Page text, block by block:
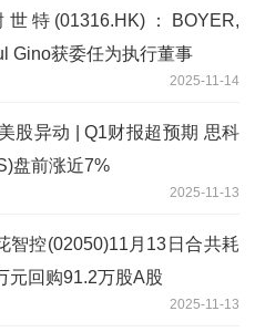
特(01316.HK)：BOYER,
Gino获委任为执行董事
2025-11-14
股异动 | Q1财报超预期 思科
盘前涨近7%
2025-11-13
智控(02050)11月13日合共耗
元回购91.2万股A股
2025-11-13